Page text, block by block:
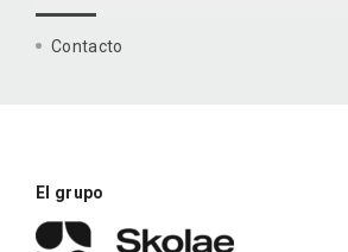
Contacto
El grupo